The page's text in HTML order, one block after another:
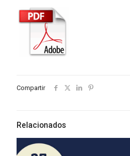
Compartir
Relacionados